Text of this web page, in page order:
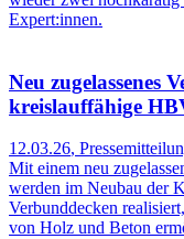
Expert:innen.
Neu zugelassenes
kreislauffähige
12.03.26,
Mit einem neu
werden im Neubau der
Verbunddecken
von Holz und Beton